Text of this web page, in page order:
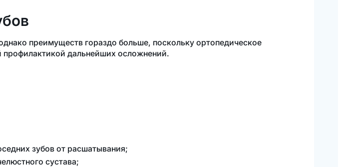
преимуществ гораздо больше, поскольку ортопедическое
профилактикой дальнейших осложнений.
зубов от расшатывания;
сустава;